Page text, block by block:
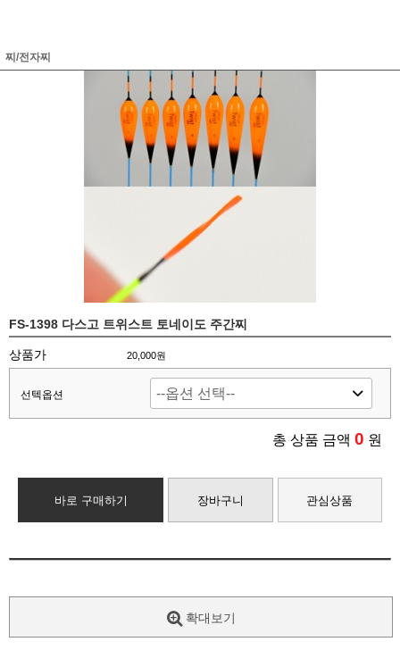
찌/전자찌
FS-1398 다스고 트위스트 토네이도 주간찌
상품가 20,000원
선텍옵션
총 상품 금액 0 원
바로 구매하기 장바구니 관심상품
확대보기